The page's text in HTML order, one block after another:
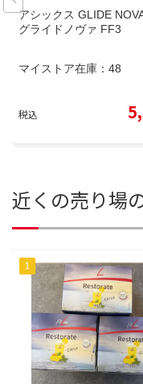
アシックス GLIDE
グライドノヴァ FF3
マイストア在庫： 48
税込
近くの売り場